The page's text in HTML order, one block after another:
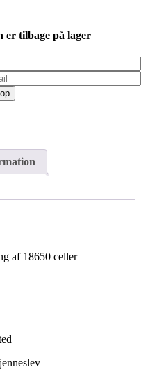
er tilbage på lager
af 18650 celler